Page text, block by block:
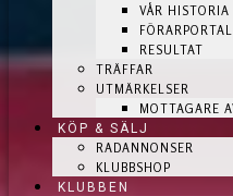
VÅR HISTORIA
FÖRARPORTAL
RESULTAT
TRÄFFAR
UTMÄRKELSER
MOTTAGARE
KÖP & SÄLJ
RADANNONSER
KLUBBSHOP
KLUBBEN